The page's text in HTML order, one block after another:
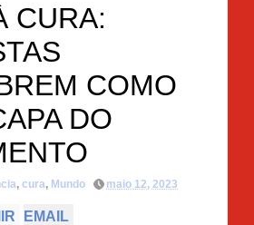
CURA:
COMO
DO
, cura, Mundo maio 12, 2023
EMAIL